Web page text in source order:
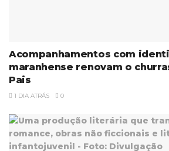
Acompanhamentos com
maranhense renovam o
Pais
1 DIA ATRÁS 0